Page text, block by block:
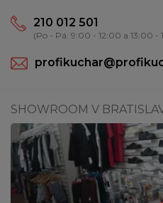
210 012 501
(Po - Pá: 9:00 - 12:00 a 13:00 -
SHOWROOM V